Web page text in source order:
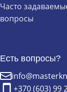
Часто
вопросы
Есть вопросы?
+370 (603) 99